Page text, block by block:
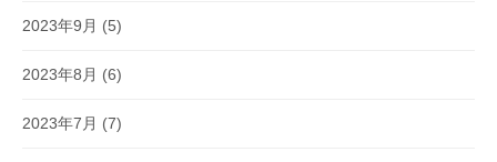
2023年9月 (5)
2023年8月 (6)
2023年7月 (7)